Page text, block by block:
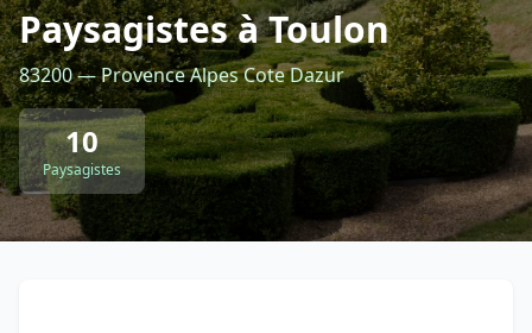
Retour à la liste des métiers
CGU-Confidentialité - Service proposé parViteUnDevis.com-Vous
Paysagistes à Toulon
83200 — Provence Alpes Cote Dazur
10
Paysagistes